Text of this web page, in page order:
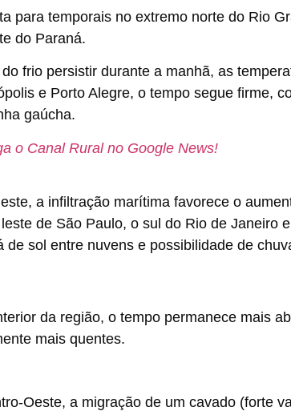
para temporais no extremo norte do Rio
do Paraná.
frio persistir durante a manhã, as
e Porto Alegre, o tempo segue firme,
gaúcha.
o Canal Rural no Google News!
, a infiltração marítima favorece o
de São Paulo, o sul do Rio de Janeiro
de sol entre nuvens e possibilidade de
da região, o tempo permanece mais
mais quentes.
Oeste, a migração de um cavado (forte